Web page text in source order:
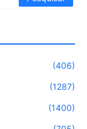
(406)
(1287)
(1400)